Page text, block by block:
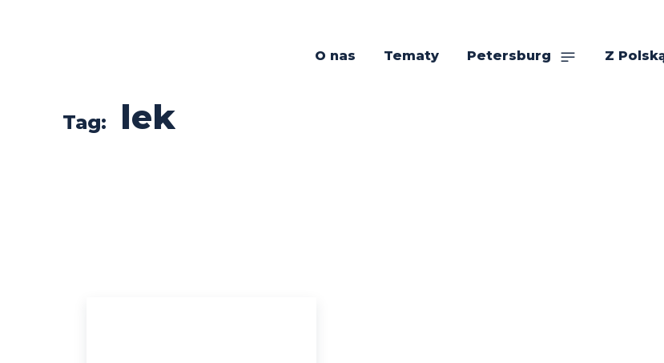
O nas Tematy Petersburg Z
Tag: lek